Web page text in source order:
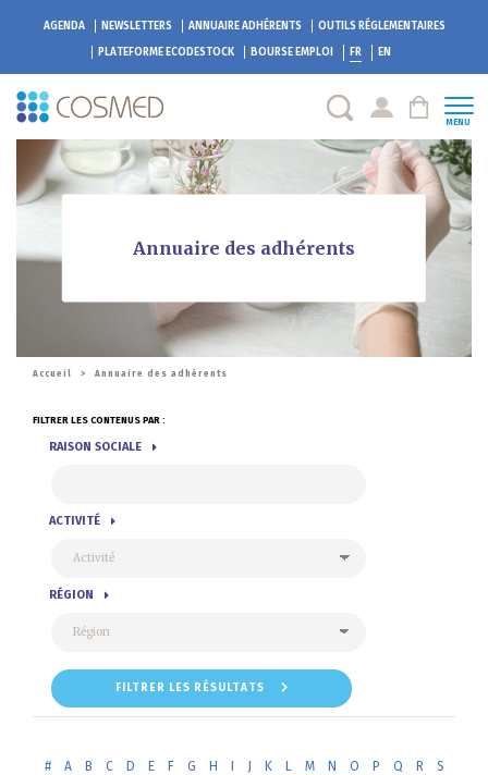
AGENDA NEWSLETTERS ANNUAIRE ADHÉRENTS
OUTILS RÉGLEMENTAIRES
PLATEFORME ECODESTOCK BOURSE EMPLOI FR EN
MENU
Annuaire des adhérents
Accueil > Annuaire des adhérents
FILTRER LES CONTENUS PAR :
RAISON SOCIALE
ACTIVITÉ
RÉGION
FILTRER LES RÉSULTATS
# A B C D E F G H I J K L M N O P Q R
S